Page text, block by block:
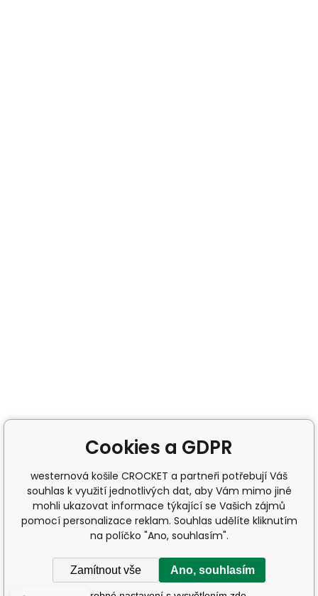
Cookies a GDPR
westernová košile CROCKET a partneři potřebují Váš
souhlas k využití jednotlivých dat, aby Vám mimo jiné
mohli ukazovat informace týkající se Vašich zájmů
pomocí personalizace reklam. Souhlas udělíte kliknutím
na políčko "Ano, souhlasím".
Zamítnout vše Ano, souhlasím